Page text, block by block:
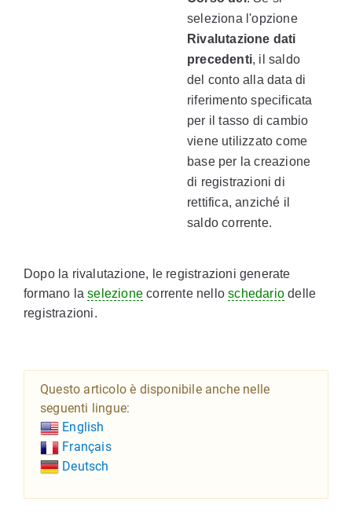
seleziona l'opzione
Rivalutazione dati
precedenti, il saldo
del conto alla data di
riferimento specificata
per il tasso di cambio
viene utilizzato come
base per la creazione
di registrazioni di
rettifica, anziché il
saldo corrente.
Dopo la rivalutazione, le registrazioni generate
formano laselezione corrente nelloschedario delle
registrazioni.
Questo articolo è disponibile anche nelle
seguenti lingue:
English
Français
Deutsch